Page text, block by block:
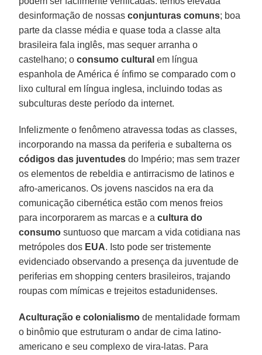
desinformação de nossasconjunturas comuns; boa
parte da classe média e quase toda a classe alta
brasileira fala inglês, mas sequer arranha o
castelhano; oconsumo cultural em língua
espanhola de América é ínfimo se comparado com o
lixo cultural em língua inglesa, incluindo todas as
subculturas deste período da internet.
Infelizmente o fenômeno atravessa todas as classes,
incorporando na massa da periferia e subalterna os
códigos das juventudes do Império; mas sem trazer
os elementos de rebeldia e antirracismo de latinos e
afro-americanos. Os jovens nascidos na era da
comunicação cibernética estão com menos freios
para incorporarem as marcas e acultura do
consumo suntuoso que marcam a vida cotidiana nas
metrópoles dos EUA. Isto pode ser tristemente
evidenciado observando a presença da juventude de
periferias em shopping centers brasileiros, trajando
roupas com mímicas e trejeitos estadunidenses.
Aculturação e colonialismo de mentalidade formam
o binômio que estruturam o andar de cima latino-
americano e seu complexo de vira-latas. Para